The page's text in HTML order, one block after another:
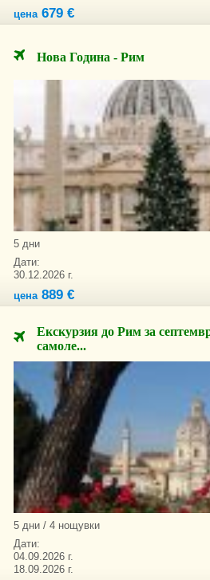
цена 679 €
Нова Година - Рим
5 дни
Дати:
30.12.2026 г.
цена 889 €
Екскурзия до Рим за
самоле...
5 дни / 4 нощувки
Дати:
04.09.2026 г.
18.09.2026 г.